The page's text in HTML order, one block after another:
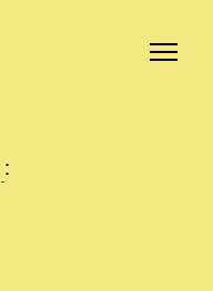
: